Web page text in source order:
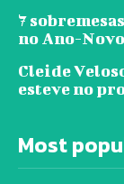
7
no Ano-Novo
Cleide
esteve no
Most